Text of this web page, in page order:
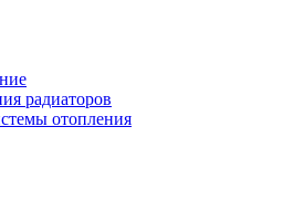
радиаторов
отопления